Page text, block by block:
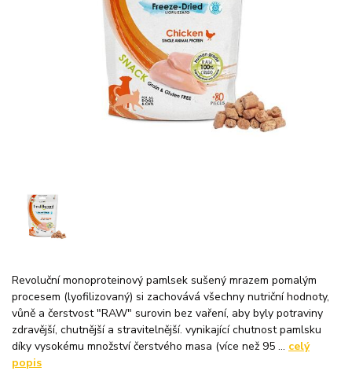
Revoluční monoproteinový pamlsek sušený mrazem pomalým
procesem (lyofilizovaný) si zachovává všechny nutriční hodnoty,
vůně a čerstvost "RAW" surovin bez vaření, aby byly potraviny
zdravější, chutnější a stravitelnější. vynikající chutnost pamlsku
díky vysokému množství čerstvého masa (více než 95 ... celý
popis